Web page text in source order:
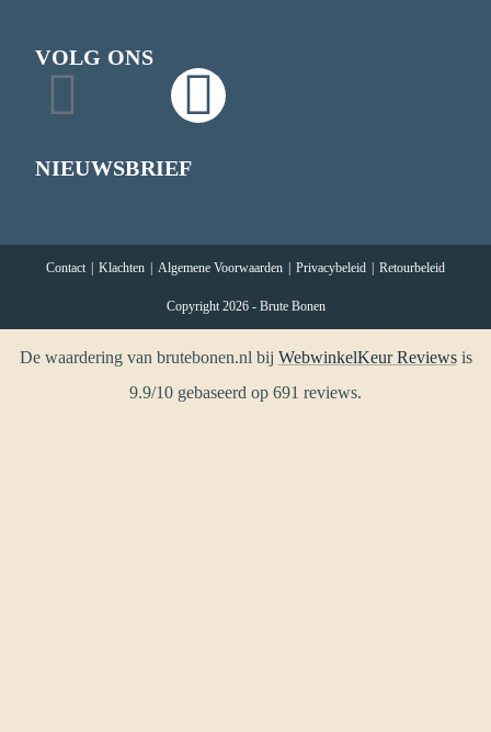
VOLG ONS
NIEUWSBRIEF
Contact Klachten Algemene Voorwaarden Privacybeleid Retourbeleid
Copyright 2026 - Brute Bonen
De waardering van brutebonen.nl bij WebwinkelKeur Reviewsis
9.9/10 gebaseerd op 691 reviews.